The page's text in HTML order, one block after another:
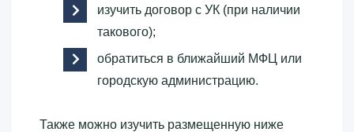
изучить договор с УК (при наличии
такового);
обратиться в ближайший МФЦ или
городскую администрацию.
Также можно изучить размещенную ниже